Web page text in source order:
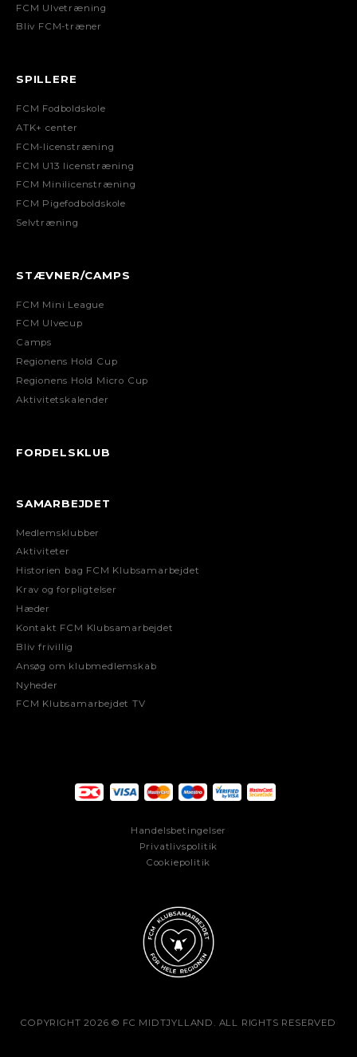
FCM Ulvetræning
Bliv FCM-træner
SPILLERE
FCM Fodboldskole
ATK+ center
FCM-licenstræning
FCM U13 licenstræning
FCM Minilicenstræning
FCM Pigefodboldskole
Selvtræning
STÆVNER/CAMPS
FCM Mini League
FCM Ulvecup
Camps
Regionens Hold Cup
Regionens Hold Micro Cup
Aktivitetskalender
FORDELSKLUB
SAMARBEJDET
Medlemsklubber
Aktiviteter
Historien bag FCM Klubsamarbejdet
Krav og forpligtelser
Hæder
Kontakt FCM Klubsamarbejdet
Bliv frivillig
Ansøg om klubmedlemskab
Nyheder
FCM Klubsamarbejdet TV
Handelsbetingelser
Privatlivspolitik
Cookiepolitik
COPYRIGHT 2026 © FC MIDTJYLLAND. ALL RIGHTS RESERVED